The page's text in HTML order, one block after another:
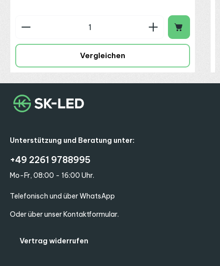
Produkt Anzahl: Gib den gewünschten Wert
Vergleichen
Unterstützung und Beratung unter:
+49 2261 9788995
Mo-Fr, 08:00 - 16:00 Uhr.
Telefonisch und über WhatsApp
Oder über unserKontaktformular.
Vertrag widerrufen